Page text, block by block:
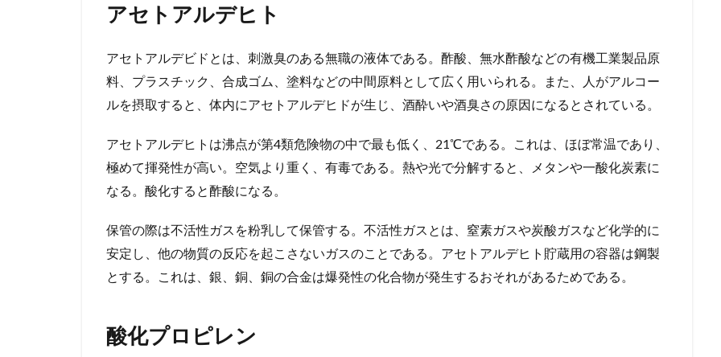
アセトアルデヒト
アセトアルデビドとは、刺激臭のある無職の液体である。酢酸、無水酢酸などの有機工業製品原
料、プラスチック、合成ゴム、塗料などの中間原料として広く用いられる。また、人がアルコー
ルを摂取すると、体内にアセトアルデヒドが生じ、酒酔いや酒臭さの原因になるとされている。
アセトアルデヒトは沸点が第4類危険物の中で最も低く、21℃である。これは、ほぼ常温であり、
極めて揮発性が高い。空気より重く、有毒である。熱や光で分解すると、メタンや一酸化炭素に
なる。酸化すると酢酸になる。
保管の際は不活性ガスを粉乳して保管する。不活性ガスとは、窒素ガスや炭酸ガスなど化学的に
安定し、他の物質の反応を起こさないガスのことである。アセトアルデヒト貯蔵用の容器は鋼製
とする。これは、銀、銅、銅の合金は爆発性の化合物が発生するおそれがあるためである。
酸化プロピレン